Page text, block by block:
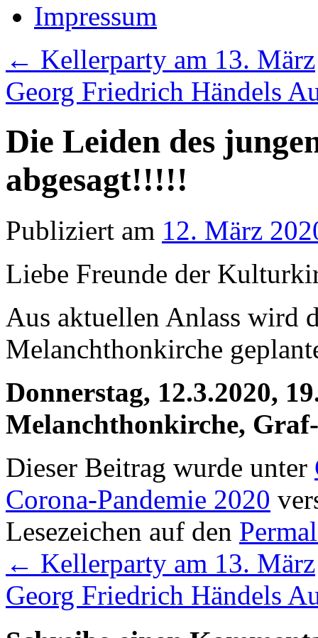
Impressum
← Kellerparty am 13. März
Georg Friedrich Händels
Die Leiden des
abgesagt!!!!!
Publiziert am 12. März
Liebe Freunde der
Aus aktuellen Anlass wird
Melanchthonkirche
Donnerstag, 12.3.2020,
Melanchthonkirche,
Dieser Beitrag wurde unter
Corona-Pandemie 2020
Lesezeichen auf den
← Kellerparty am 13. März
Georg Friedrich Händels